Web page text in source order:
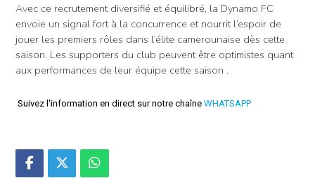
Avec ce recrutement diversifié et équilibré, la Dynamo FC
envoie un signal fort à la concurrence et nourrit l’espoir de
jouer les premiers rôles dans l’élite camerounaise dès cette
saison. Les supporters du club peuvent être optimistes quant
aux performances de leur équipe cette saison .
Suivez l'information en direct sur notre chaîne WHATSAPP